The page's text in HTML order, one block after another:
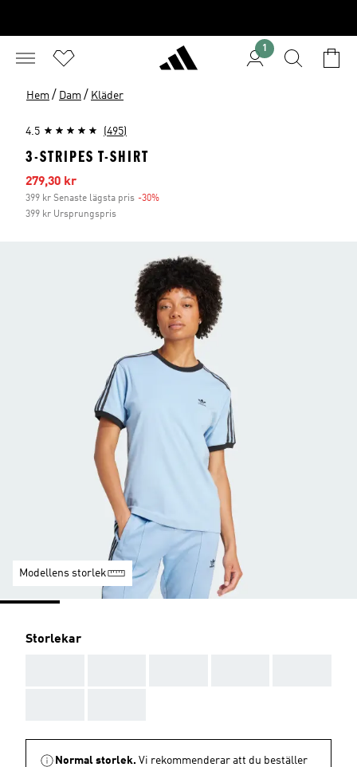
1
Hem / Dam / Kläder
4.5 (495)
3-STRIPES T-SHIRT
Reapris
279,30 kr
399 kr Senaste lägsta pris -30%
399 kr Ursprungspris
Modellens storlek
Storlekar
Normal storlek. Vi rekommenderar att du beställer